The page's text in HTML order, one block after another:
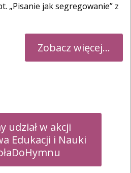
„Pisanie jak segregowanie” z
Zobacz więcej...
udział w akcji
Edukacji i Nauki